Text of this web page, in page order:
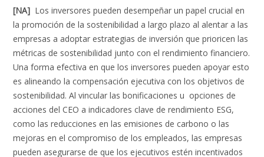
[NA] Los inversores pueden desempeñar un papel crucial en
la promoción de la sostenibilidad a largo plazo al alentar a las
empresas a adoptar estrategias de inversión que prioricen las
métricas de sostenibilidad junto con el rendimiento financiero.
Una forma efectiva en que los inversores pueden apoyar esto
es alineando la compensación ejecutiva con los objetivos de
sostenibilidad. Al vincular las bonificaciones u opciones de
acciones del CEO a indicadores clave de rendimiento ESG,
como las reducciones en las emisiones de carbono o las
mejoras en el compromiso de los empleados, las empresas
pueden asegurarse de que los ejecutivos estén incentivados